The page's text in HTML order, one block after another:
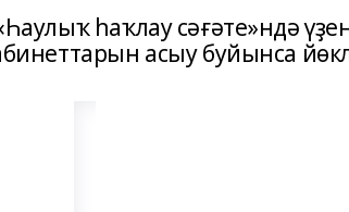
һаҡлау сәғәте»ндә
асыу буйынса